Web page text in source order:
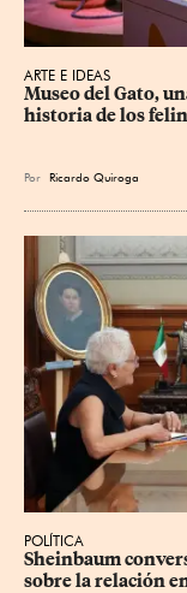
ARTE E IDEAS
Museo del Gato,
historia de los
Por Ricardo Quiroga
POLÍTICA
Sheinbaum
sobre la relación